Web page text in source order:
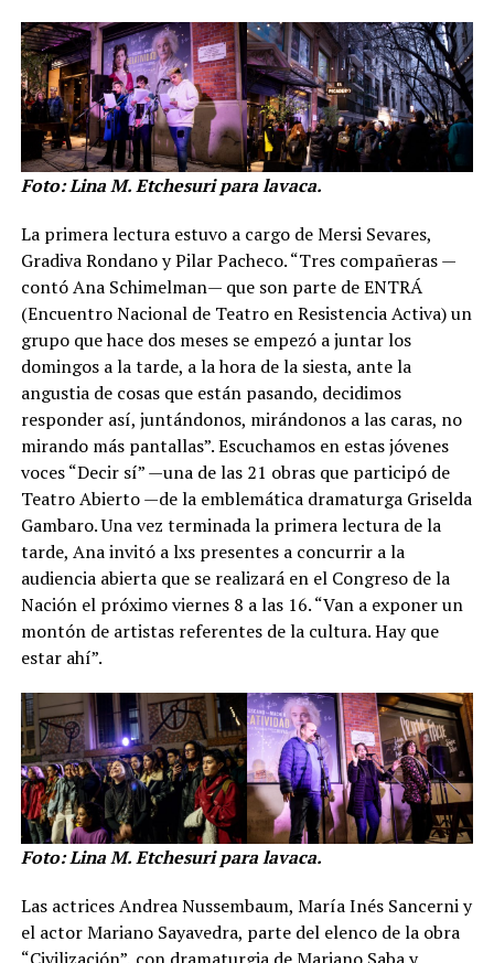
Foto: Lina M. Etchesuri para lavaca.
La primera lectura estuvo a cargo de Mersi Sevares,
Gradiva Rondano y Pilar Pacheco. “Tres compañeras —
contó Ana Schimelman— que son parte de ENTRÁ
(Encuentro Nacional de Teatro en Resistencia Activa) un
grupo que hace dos meses se empezó a juntar los
domingos a la tarde, a la hora de la siesta, ante la
angustia de cosas que están pasando, decidimos
responder así, juntándonos, mirándonos a las caras, no
mirando más pantallas”. Escuchamos en estas jóvenes
voces “Decir sí” —una de las 21 obras que participó de
Teatro Abierto —de la emblemática dramaturga Griselda
Gambaro. Una vez terminada la primera lectura de la
tarde, Ana invitó a lxs presentes a concurrir a la
audiencia abierta que se realizará en el Congreso de la
Nación el próximo viernes 8 a las 16. “Van a exponer un
montón de artistas referentes de la cultura. Hay que
estar ahí”.
Foto: Lina M. Etchesuri para lavaca.
Las actrices Andrea Nussembaum, María Inés Sancerni y
el actor Mariano Sayavedra, parte del elenco de la obra